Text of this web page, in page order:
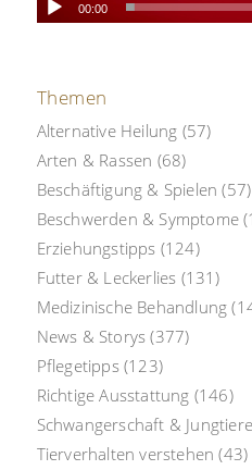
00:00
Themen
Alternative Heilung (57)
Arten & Rassen (68)
Beschäftigung & Spielen (57)
Beschwerden & Symptome
Erziehungstipps (124)
Futter & Leckerlies (131)
Medizinische Behandlung
News & Storys (377)
Pflegetipps(123)
Richtige Ausstattung (146)
Schwangerschaft & Jungtiere
Tierverhalten verstehen (43)